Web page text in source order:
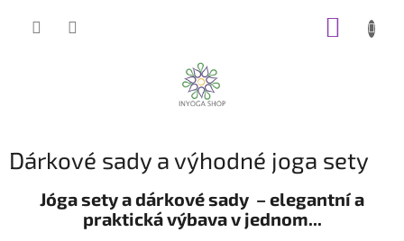
Dárkové sady a výhodné joga sety
Jóga sety a dárkové sady – elegantní a
praktická výbava v jednom...